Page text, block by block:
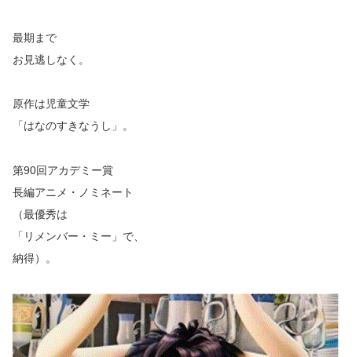
最期まで
お見逃しなく。
原作は児童文学
「はなのすきなうし」。
第90回アカデミー賞
長編アニメ・ノミネート
（最優秀は
「リメンバー・ミー」で、
納得）。